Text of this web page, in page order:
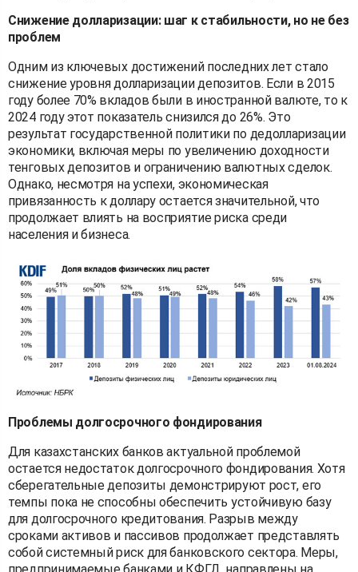
Снижение долларизации: шаг к стабильности, но не без
проблем
Одним из ключевых достижений последних лет стало
снижение уровня долларизации депозитов. Если в 2015
году более 70% вкладов были в иностранной валюте, то к
2024 году этот показатель снизился до 26%. Это
результат государственной политики по дедолларизации
экономики, включая меры по увеличению доходности
тенговых депозитов и ограничению валютных сделок.
Однако, несмотря на успехи, экономическая
привязанность к доллару остается значительной, что
продолжает влиять на восприятие риска среди
населения и бизнеса.
Проблемы долгосрочного фондирования
Для казахстанских банков актуальной проблемой
остается недостаток долгосрочного фондирования. Хотя
сберегательные депозиты демонстрируют рост, его
темпы пока не способны обеспечить устойчивую базу
для долгосрочного кредитования. Разрыв между
сроками активов и пассивов продолжает представлять
собой системный риск для банковского сектора. Меры,